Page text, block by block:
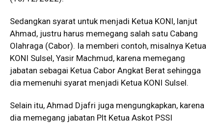
Sedangkan syarat untuk menjadi Ketua KONI, lanjut
Ahmad, justru harus memegang salah satu Cabang
Olahraga (Cabor). Ia memberi contoh, misalnya Ketua
KONI Sulsel, Yasir Machmud, karena memegang
jabatan sebagai Ketua Cabor Angkat Berat sehingga
dia memenuhi syarat menjadi Ketua KONI Sulsel.
Selain itu, Ahmad Djafri juga mengungkapkan, karena
dia memegang jabatan Plt Ketua Askot PSSI